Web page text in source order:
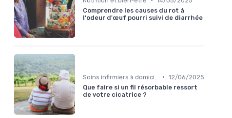
Comprendre les causes du rot à
l'odeur d'œuf pourri suivi de diarrhée
• 12/06/2025
Que faire si un fil résorbable ressort
de votre cicatrice ?